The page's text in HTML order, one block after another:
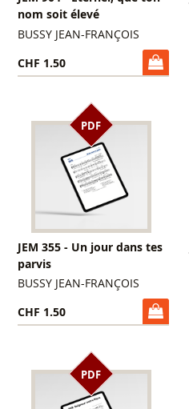
nom soit élevé
BUSSY JEAN-FRANÇOIS
CHF 1.50
PDF
JEM 355 - Un jour dans tes
parvis
BUSSY JEAN-FRANÇOIS
CHF 1.50
PDF